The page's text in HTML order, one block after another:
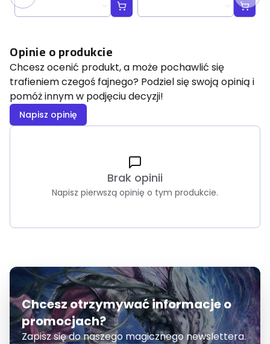
Opinie o produkcie
Chcesz ocenić produkt, a może pochawlić się
trafieniem czegoś fajnego? Podziel się swoją opinią i
pomóż innym w podjęciu decyzji!
Napisz opinię
Brak opinii
Napisz pierwszą opinię o tym produkcie.
Chcesz otrzymywać informacje o
promocjach?
Zapisz się do naszego magicznego newslettera.